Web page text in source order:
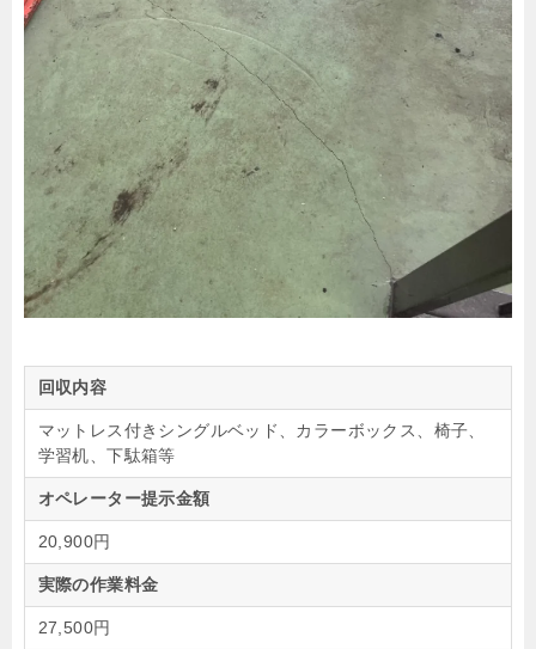
回収内容
マットレス付きシングルベッド、カラーボックス、椅子、
学習机、下駄箱等
オペレーター提示金額
20,900円
実際の作業料金
27,500円